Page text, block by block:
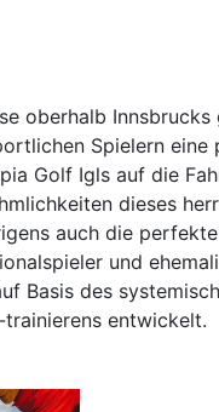
oberhalb
Spielern
Golf Igls auf die
dieses
auch die
und
Basis des
entwickelt.